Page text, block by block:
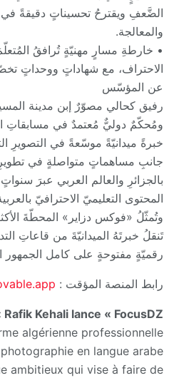
الضَّعفِ ويقترحُ تحسيناتٍ دقيقةً في
والمعالجة.
• خارطةِ مسارٍ مهنيّةٍ تُرافقُ
الاحتراف، مع شهاداتٍ ووحداتٍ
عن المؤسّس
رفيق كحالي مصوّرٌ إبن مدينة
ومُحكّمٌ دوليٌّ مُعتمدٌ في مسابقاتِ
خبرةً ميدانيّةً موسّعةً في التصويرِ
جانبِ مساهماتٍ متواصلةٍ في تطويرِ
بالجزائرِ والعالم العربي عبرَ
المحتوى التعليميّ الاحترافيّ
وتُمثّلُ «فوكس دزاير» المحطّةَ
تَنقلُ خبرتَهُ الميدانيّةَ من قاعاتِ
رقميّةٍ مفتوحةٍ على كامل الجمهور
رابط المنصة المؤقت :
Rafik Kehali lance « FocusDZ »
algérienne professionnelle
en langue arabe
ambitieux qui vise à faire de